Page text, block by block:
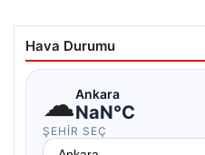
Hava Durumu
☁Ankara
NaN°C
ŞEHIR SEÇ